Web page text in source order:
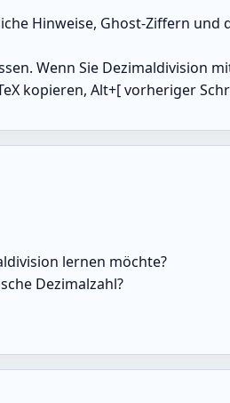
Hinweise, Ghost-Ziffern
Wenn Sie Dezimaldivision
kopieren, Alt+[ vorheriger
lernen möchte?
Dezimalzahl?